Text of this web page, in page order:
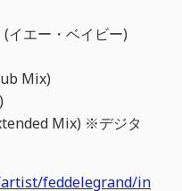
イエー・ベイビー)
Mix)
Mix) ※デジタ
feddelegrand/in